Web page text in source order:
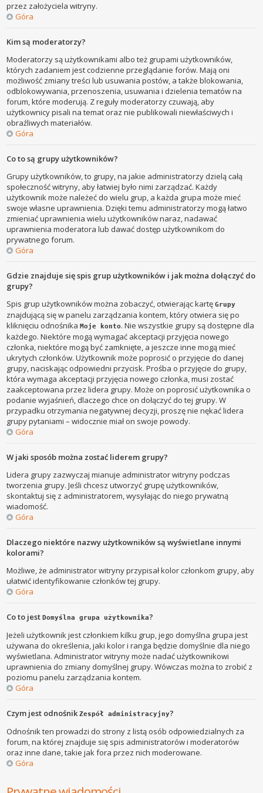
przez założyciela witryny.
Góra
Kim są moderatorzy?
Moderatorzy są użytkownikami albo też grupami użytkowników,
których zadaniem jest codzienne przeglądanie forów. Mają oni
możliwość zmiany treści lub usuwania postów, a także blokowania,
odblokowywania, przenoszenia, usuwania i dzielenia tematów na
forum, które moderują. Z reguły moderatorzy czuwają, aby
użytkownicy pisali na temat oraz nie publikowali niewłaściwych i
obraźliwych materiałów.
Góra
Co to są grupy użytkowników?
Grupy użytkowników, to grupy, na jakie administratorzy dzielą całą
społeczność witryny, aby łatwiej było nimi zarządzać. Każdy
użytkownik może należeć do wielu grup, a każda grupa może mieć
swoje własne uprawnienia. Dzięki temu administratorzy mogą łatwo
zmieniać uprawnienia wielu użytkowników naraz, nadawać
uprawnienia moderatora lub dawać dostęp użytkownikom do
prywatnego forum.
Góra
Gdzie znajduje się spis grup użytkowników i jak można dołączyć do
grupy?
Spis grup użytkowników można zobaczyć, otwierając kartęGrupy
znajdującą się w panelu zarządzania kontem, który otwiera się po
kliknięciu odnośnikaMoje konto. Nie wszystkie grupy są dostępne dla
każdego. Niektóre mogą wymagać akceptacji przyjęcia nowego
członka, niektóre mogą być zamknięte, a jeszcze inne mogą mieć
ukrytych członków. Użytkownik może poprosić o przyjęcie do danej
grupy, naciskając odpowiedni przycisk. Prośba o przyjęcie do grupy,
która wymaga akceptacji przyjęcia nowego członka, musi zostać
zaakceptowana przez lidera grupy. Może on poprosić użytkownika o
podanie wyjaśnień, dlaczego chce on dołączyć do tej grupy. W
przypadku otrzymania negatywnej decyzji, proszę nie nękać lidera
grupy pytaniami – widocznie miał on swoje powody.
Góra
W jaki sposób można zostać liderem grupy?
Lidera grupy zazwyczaj mianuje administrator witryny podczas
tworzenia grupy. Jeśli chcesz utworzyć grupę użytkowników,
skontaktuj się z administratorem, wysyłając do niego prywatną
wiadomość.
Góra
Dlaczego niektóre nazwy użytkowników są wyświetlane innymi
kolorami?
Możliwe, że administrator witryny przypisał kolor członkom grupy, aby
ułatwić identyfikowanie członków tej grupy.
Góra
Co to jestDomyślna grupa użytkownika?
Jeżeli użytkownik jest członkiem kilku grup, jego domyślna grupa jest
używana do określenia, jaki kolor i ranga będzie domyślnie dla niego
wyświetlana. Administrator witryny może nadać użytkownikowi
uprawnienia do zmiany domyślnej grupy. Wówczas można to zrobić z
poziomu panelu zarządzania kontem.
Góra
Czym jest odnośnikZespół administracyjny?
Odnośnik ten prowadzi do strony z listą osób odpowiedzialnych za
forum, na której znajduje się spis administratorów i moderatorów
oraz inne dane, takie jak fora przez nich moderowane.
Góra